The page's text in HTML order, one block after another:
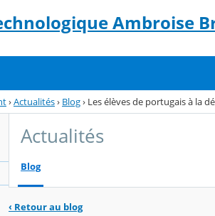
Ambroise
›Actualités› Blog› Les élèves de portugais à la
Actualités
Blog
‹ Retour au blog